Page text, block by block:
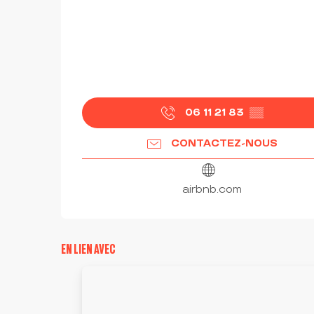
06 11 21 83 ▒▒
CONTACTEZ-NOUS
airbnb.com
EN LIEN AVEC